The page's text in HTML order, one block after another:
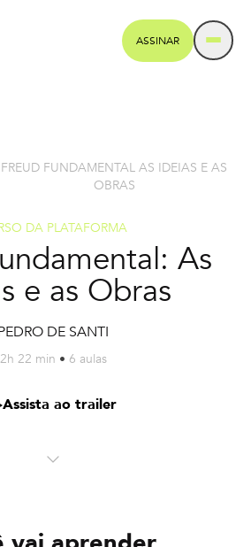
ASSINAR
FREUD FUNDAMENTAL AS IDEIAS E AS
OBRAS
DA PLATAFORMA
As
e as Obras
DE SANTI
2h 22 min • 6 aulas
Assista ao trailer